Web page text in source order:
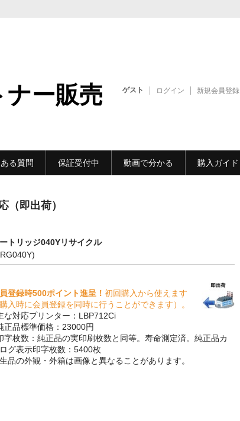
ー販売
ゲスト ログイン 新規会員登録
る質問 保証受付中 動画で分かる 購入ガイド
（即出荷）
トリッジ040Yリサイクル
登録時500ポイント進呈！ 初回購入から使えます
購入時に会員登録を同時に行うことができます）。
な対応プリンター：LBP712Ci
正品標準価格：23000円
字枚数：純正品の実印刷枚数と同等。寿命測定済。純正品カ
グ表示印字枚数：5400枚
品の外観・外箱は画像と異なることがあります。